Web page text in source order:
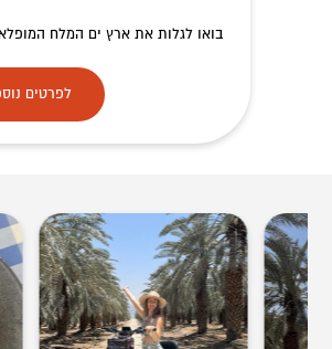
בואו לגלות את ארץ ים המלח
לפרטים